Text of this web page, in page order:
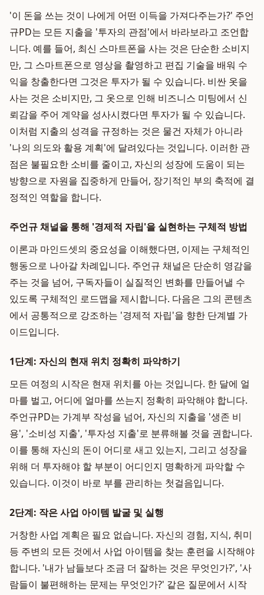
'이 돈을 쓰는 것이 나에게 어떤 이득을 가져다주는가?' 주언
규PD는 모든 지출을 '투자의 관점'에서 바라보라고 조언합
니다. 예를 들어, 최신 스마트폰을 사는 것은 단순한 소비지
만, 그 스마트폰으로 영상을 촬영하고 편집 기술을 배워 수
익을 창출한다면 그것은 투자가 될 수 있습니다. 비싼 옷을
사는 것은 소비지만, 그 옷으로 인해 비즈니스 미팅에서 신
뢰감을 주어 계약을 성사시켰다면 투자가 될 수 있습니다.
이처럼 지출의 성격을 규정하는 것은 물건 자체가 아니라
'나의 의도와 활용 계획'에 달려있다는 것입니다. 이러한 관
점은 불필요한 소비를 줄이고, 자신의 성장에 도움이 되는
방향으로 자원을 집중하게 만들어, 장기적인 부의 축적에 결
정적인 역할을 합니다.
주언규 채널을 통해 '경제적 자립'을 실현하는 구체적 방법
이론과 마인드셋의 중요성을 이해했다면, 이제는 구체적인
행동으로 나아갈 차례입니다. 주언규 채널은 단순히 영감을
주는 것을 넘어, 구독자들이 실질적인 변화를 만들어낼 수
있도록 구체적인 로드맵을 제시합니다. 다음은 그의 콘텐츠
에서 공통적으로 강조하는 '경제적 자립'을 향한 단계별 가
이드입니다.
1단계: 자신의 현재 위치 정확히 파악하기
모든 여정의 시작은 현재 위치를 아는 것입니다. 한 달에 얼
마를 벌고, 어디에 얼마를 쓰는지 정확히 파악해야 합니다.
주언규PD는 가계부 작성을 넘어, 자신의 지출을 '생존 비
용', '소비성 지출', '투자성 지출'로 분류해볼 것을 권합니다.
이를 통해 자신의 돈이 어디로 새고 있는지, 그리고 성장을
위해 더 투자해야 할 부분이 어디인지 명확하게 파악할 수
있습니다. 이것이 바로 부를 관리하는 첫걸음입니다.
2단계: 작은 사업 아이템 발굴 및 실행
거창한 사업 계획은 필요 없습니다. 자신의 경험, 지식, 취미
등 주변의 모든 것에서 사업 아이템을 찾는 훈련을 시작해야
합니다. '내가 남들보다 조금 더 잘하는 것은 무엇인가?', '사
람들이 불편해하는 문제는 무엇인가?' 같은 질문에서 시작